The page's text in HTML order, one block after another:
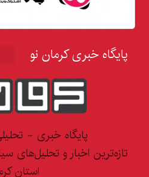
پایگاه خبری کرمان نو
پایگاه خبری -
تازه‌ترین اخبار و تحلیل‌های
استان